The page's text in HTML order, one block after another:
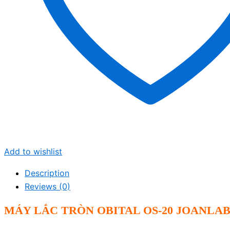
Add to wishlist
Description
Reviews (0)
MÁY LẮC TRÒN OBITAL OS-20 JOANLAB